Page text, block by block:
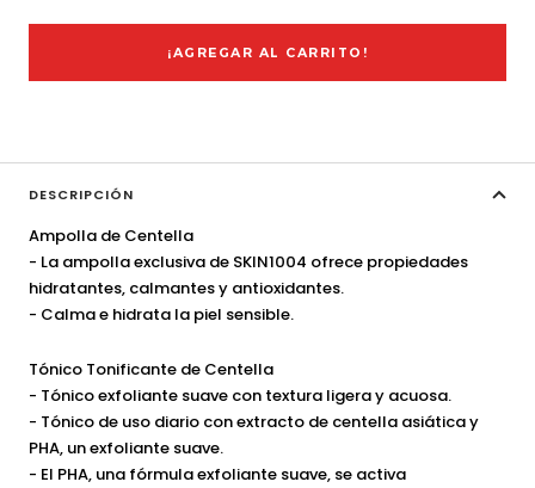
¡AGREGAR AL CARRITO!
DESCRIPCIÓN
Ampolla de Centella
- La ampolla exclusiva de SKIN1004 ofrece propiedades
hidratantes, calmantes y antioxidantes.
- Calma e hidrata la piel sensible.
Tónico Tonificante de Centella
- Tónico exfoliante suave con textura ligera y acuosa.
- Tónico de uso diario con extracto de centella asiática y
PHA, un exfoliante suave.
- El PHA, una fórmula exfoliante suave, se activa